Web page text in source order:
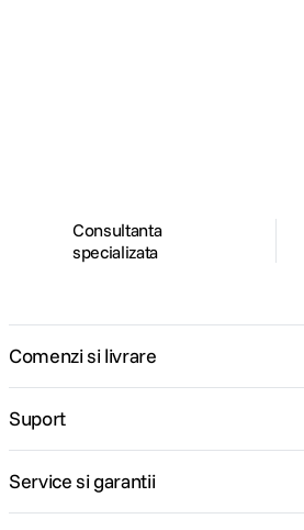
Consultanta
specializata
Comenzi si livrare
Suport
Service si garantii